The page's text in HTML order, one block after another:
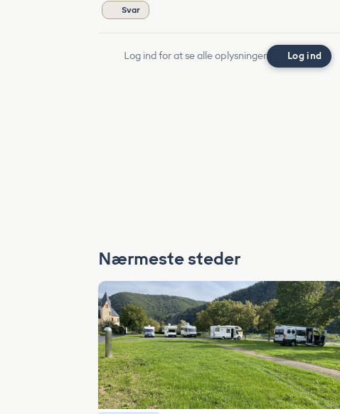
Svar
Log ind for at se alle oplysninger Log ind
Nærmeste steder